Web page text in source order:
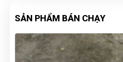
SẢN PHẨM BÁN CHẠY